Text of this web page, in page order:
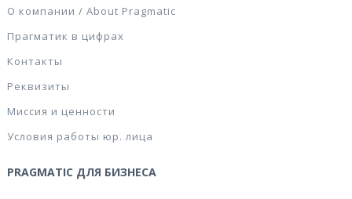
О компании / About Pragmatic
Прагматик в цифрах
Контакты
Реквизиты
Миссия и ценности
Условия работы юр. лица
PRAGMATIC ДЛЯ БИЗНЕСА